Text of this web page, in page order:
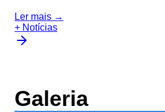
Ler mais →
+ Notícias
Galeria